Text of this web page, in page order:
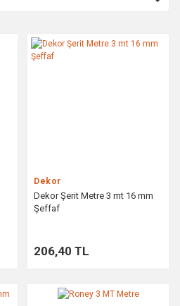
Dekor
Dekor Şerit Metre 3 mt 16 mm
Şeffaf
206,40 TL